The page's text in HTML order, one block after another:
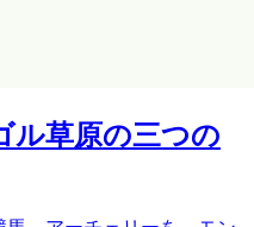
ル草原の三つの